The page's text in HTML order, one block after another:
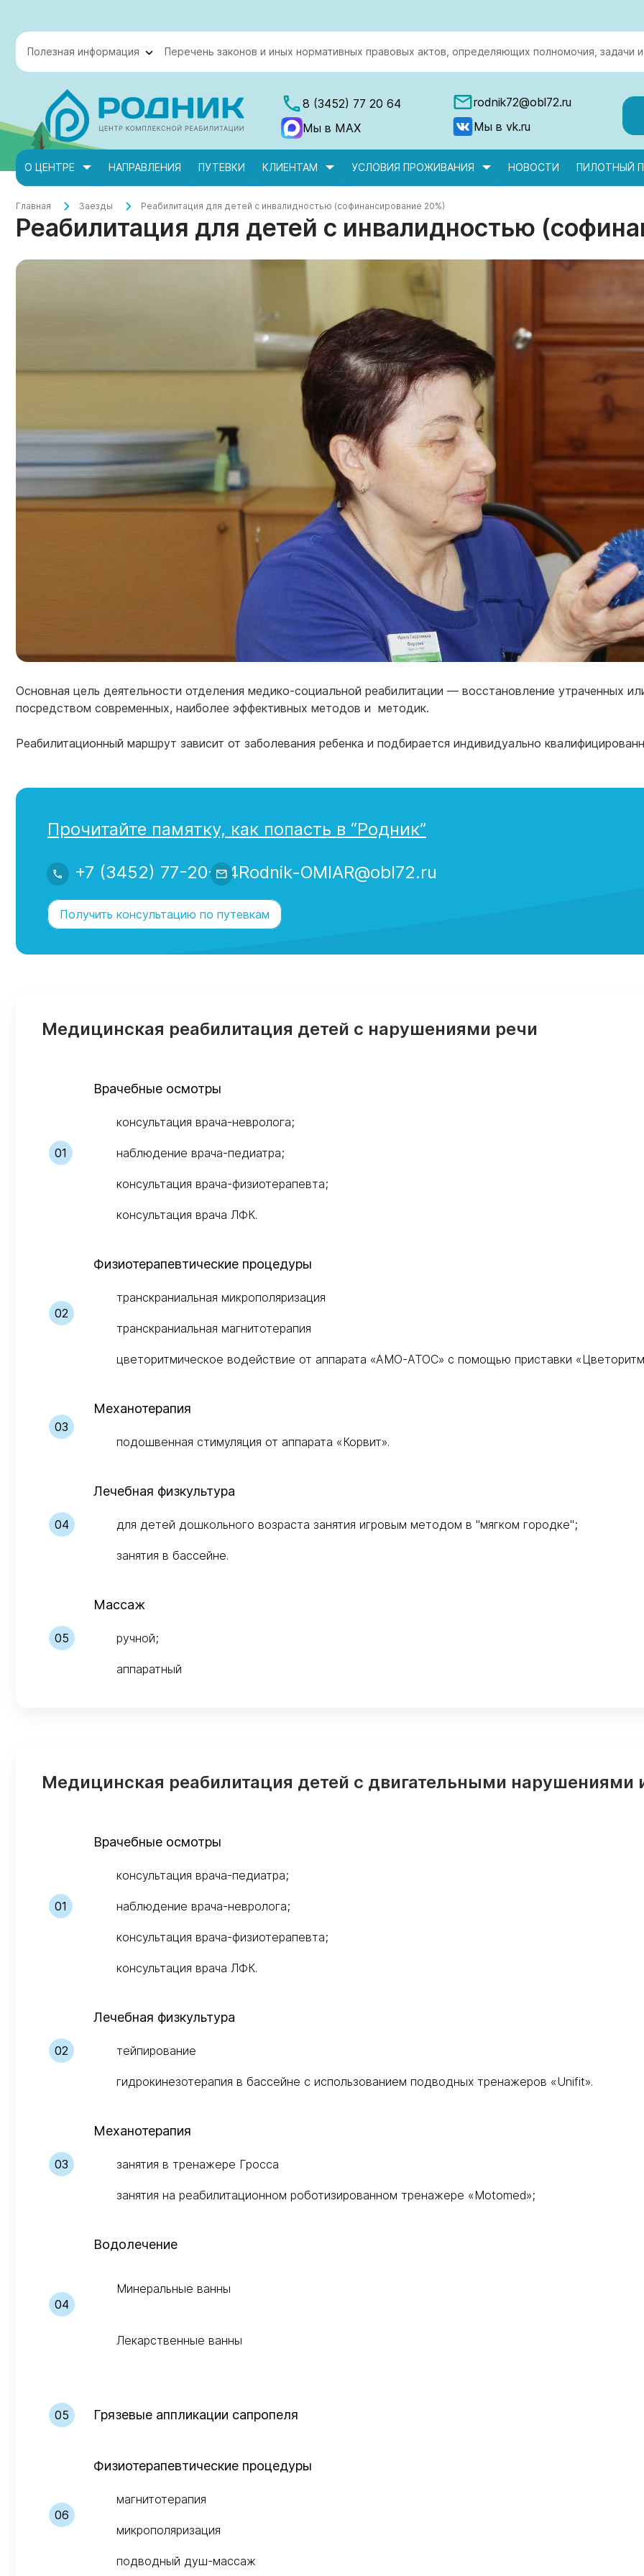
Полезная информация Перечень законов и иных нормативных правовых актов, определяющих полномочия, задачи
8 (3452) 77 20 64
Мы в MAX
rodnik72@obl72.ru
Мы в vk.ru
О ЦЕНТРЕ НАПРАВЛЕНИЯ ПУТЕВКИ КЛИЕНТАМ УСЛОВИЯ ПРОЖИВАНИЯ НОВОСТИ ПИЛОТНЫЙ
Главная Заезды Реабилитация для детей с инвалидностью (софинансирование 20%)
Реабилитация для детей с инвалидностью
Основная цель деятельности отделения медико-социальной реабилитации — восстановление утраченных
посредством современных, наиболее эффективных методов и методик.
Реабилитационный маршрут зависит от заболевания ребенка и подбирается индивидуально
Прочитайте памятку, как попасть в “Родник”
+7 (3452) 77-20-64Rodnik-OMIAR@obl72.ru
Получить консультацию по путевкам
Медицинская реабилитация детей с нарушениями речи
Врачебные осмотры
консультация врача-невролога;
наблюдение врача-педиатра;
консультация врача-физиотерапевта;
консультация врача ЛФК.
Физиотерапевтические процедуры
транскраниальная микрополяризация
транскраниальная магнитотерапия
цветоритмическое водействие от аппарата «АМО-АТОС» с помощью приставки
Механотерапия
подошвенная стимуляция от аппарата «Корвит».
Лечебная физкультура
для детей дошкольного возраста занятия игровым методом в "мягком городке";
занятия в бассейне.
Массаж
ручной;
аппаратный
Медицинская реабилитация детей с двигательными
Врачебные осмотры
консультация врача-педиатра;
наблюдение врача-невролога;
консультация врача-физиотерапевта;
консультация врача ЛФК.
Лечебная физкультура
тейпирование
гидрокинезотерапия в бассейне с использованием подводных тренажеров «Unifit».
Механотерапия
занятия в тренажере Гросса
занятия на реабилитационном роботизированном тренажере «Motomed»;
Водолечение
Минеральные ванны
Лекарственные ванны
Грязевые аппликации сапропеля
Физиотерапевтические процедуры
магнитотерапия
микрополяризация
подводный душ-массаж